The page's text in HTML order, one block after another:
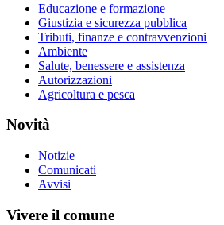
Educazione e formazione
Giustizia e sicurezza pubblica
Tributi, finanze e contravvenzioni
Ambiente
Salute, benessere e assistenza
Autorizzazioni
Agricoltura e pesca
Novità
Notizie
Comunicati
Avvisi
Vivere il comune